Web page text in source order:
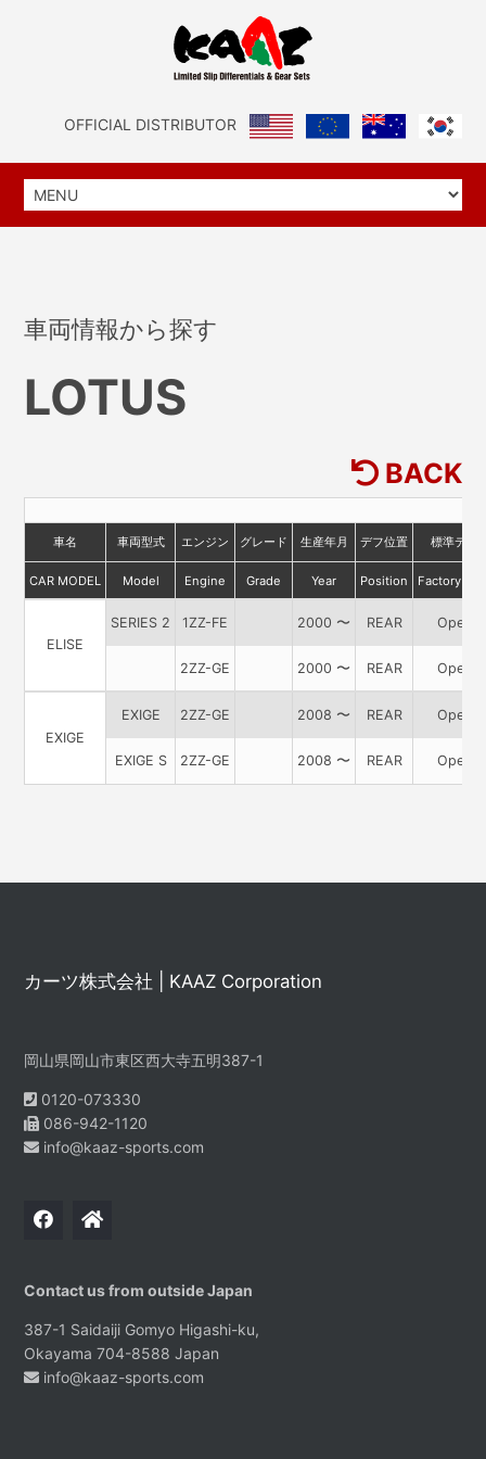
OFFICIAL DISTRIBUTOR
車両情報から探す
LOTUS
BACK
車名 車両型式 エンジン グレード 生産年月 デフ位置 標準デフ
CAR MODEL Model Engine Grade Year Position Factory
ELISE
SERIES 2 1ZZ-FE 2000 〜 REAR Open
2ZZ-GE 2000 〜 REAR Open
EXIGE
EXIGE 2ZZ-GE 2008 〜 REAR Open
EXIGE S 2ZZ-GE 2008 〜 REAR Open
カーツ株式会社 | KAAZ Corporation
岡山県岡山市東区西大寺五明387-1
0120-073330
086-942-1120
info@kaaz-sports.com
Contact us from outside Japan
387-1 Saidaiji Gomyo Higashi-ku,
Okayama 704-8588 Japan
info@kaaz-sports.com